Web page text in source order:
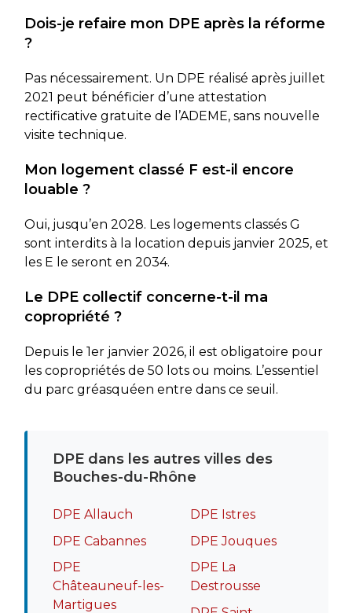
Dois-je refaire mon DPE après la réforme
?
Pas nécessairement. Un DPE réalisé après juillet
2021 peut bénéficier d’une attestation
rectificative gratuite de l’ADEME, sans nouvelle
visite technique.
Mon logement classé F est-il encore
louable ?
Oui, jusqu’en 2028. Les logements classés G
sont interdits à la location depuis janvier 2025, et
les E le seront en 2034.
Le DPE collectif concerne-t-il ma
copropriété ?
Depuis le 1er janvier 2026, il est obligatoire pour
les copropriétés de 50 lots ou moins. L’essentiel
du parc gréasquéen entre dans ce seuil.
DPE dans les autres villes des
Bouches-du-Rhône
DPE Allauch
DPE Cabannes
DPE
Châteauneuf-les-
Martigues
DPE Istres
DPE Jouques
DPE La
Destrousse